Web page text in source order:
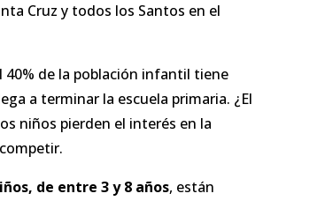
Cruz y todos los Santos en el
40% de la población infantil tiene
a terminar la escuela primaria. ¿El
niños pierden el interés en la
de entre 3 y 8 años, están